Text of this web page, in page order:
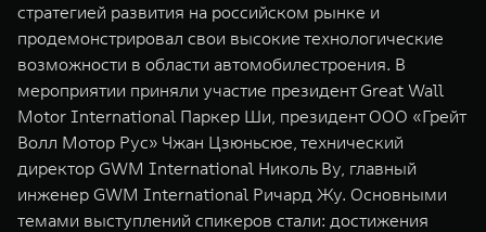
WEY 80
Масштаб возможностей
от 6 449 000 ₽
WEY 80 Лаундж
Масштаб возможностей
от 8 099 000 ₽
стратегией развития на российском рынке и
продемонстрировал свои высокие технологические
возможности в области автомобилестроения. В
мероприятии приняли участие президент Great Wall
Motor International Паркер Ши, президент ООО «Грейт
Волл Мотор Рус» Чжан Цзюньсюе, технический
директор GWM International Николь Ву, главный
инженер GWM International Ричард Жу. Основными
темами выступлений спикеров стали: достижения